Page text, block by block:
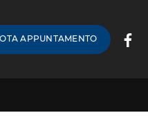
APPUNTAMENTO